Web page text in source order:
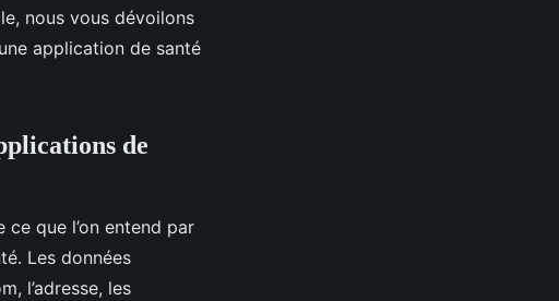
nous vous dévoilons
application de santé
de
que l’on entend par
Les données
l’adresse, les